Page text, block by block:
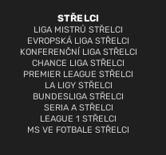
STŘELCI
LIGA MISTRŮ STŘELCI
EVROPSKÁ LIGA STŘELCI
KONFERENČNÍ LIGA STŘELCI
CHANCE LIGA STŘELCI
PREMIER LEAGUE STŘELCI
LA LIGY STŘELCI
BUNDESLIGA STŘELCI
SERIA A STŘELCI
LEAGUE 1 STŘELCI
MS VE FOTBALE STŘELCI